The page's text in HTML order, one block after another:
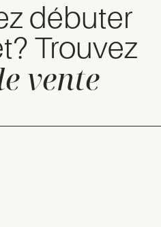
débuter
Trouvez
vente